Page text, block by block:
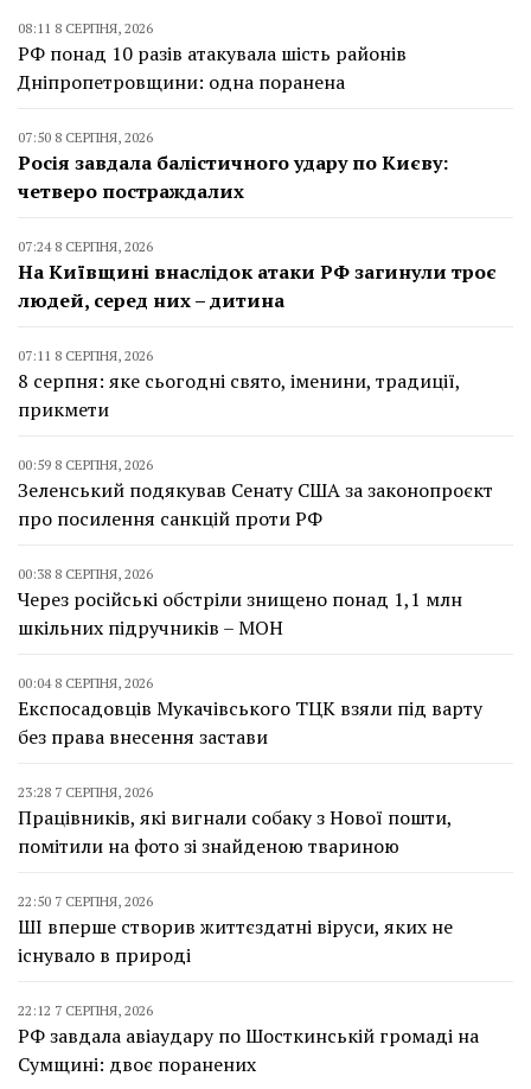
08:11 8 СЕРПНЯ, 2026
РФ понад 10 разів атакувала шість районів
Дніпропетровщини: одна поранена
07:50 8 СЕРПНЯ, 2026
Росія завдала балістичного удару по Києву:
четверо постраждалих
07:24 8 СЕРПНЯ, 2026
На Київщині внаслідок атаки РФ загинули троє
людей, серед них – дитина
07:11 8 СЕРПНЯ, 2026
8 серпня: яке сьогодні свято, іменини, традиції,
прикмети
00:59 8 СЕРПНЯ, 2026
Зеленський подякував Сенату США за законопроєкт
про посилення санкцій проти РФ
00:38 8 СЕРПНЯ, 2026
Через російські обстріли знищено понад 1,1 млн
шкільних підручників – МОН
00:04 8 СЕРПНЯ, 2026
Експосадовців Мукачівського ТЦК взяли під варту
без права внесення застави
23:28 7 СЕРПНЯ, 2026
Працівників, які вигнали собаку з Нової пошти,
помітили на фото зі знайденою твариною
22:50 7 СЕРПНЯ, 2026
ШІ вперше створив життєздатні віруси, яких не
існувало в природі
22:12 7 СЕРПНЯ, 2026
РФ завдала авіаудару по Шосткинській громаді на
Сумщині: двоє поранених